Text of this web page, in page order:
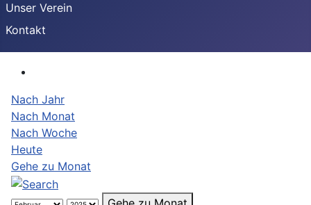
Unser Verein
Kontakt
Nach Jahr
Nach Monat
Nach Woche
Heute
Gehe zu Monat